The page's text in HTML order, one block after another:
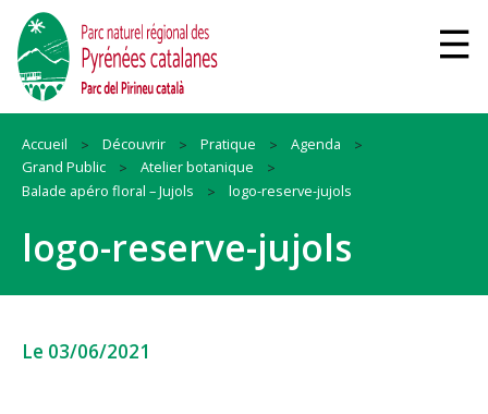
Accueil Découvrir Pratique
Agenda
Grand Public
Atelier botanique
Balade apéro floral – Jujols
logo-reserve-jujols
logo-reserve-jujols
Le 03/06/2021